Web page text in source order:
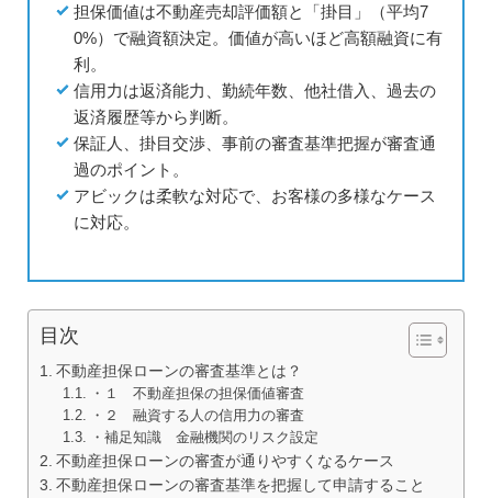
担保価値は不動産売却評価額と「掛目」（平均7
0%）で融資額決定。価値が高いほど高額融資に有
利。
信用力は返済能力、勤続年数、他社借入、過去の
返済履歴等から判断。
保証人、掛目交渉、事前の審査基準把握が審査通
過のポイント。
アビックは柔軟な対応で、お客様の多様なケース
に対応。
目次
不動産担保ローンの審査基準とは？
・１ 不動産担保の担保価値審査
・２ 融資する人の信用力の審査
・補足知識 金融機関のリスク設定
不動産担保ローンの審査が通りやすくなるケース
不動産担保ローンの審査基準を把握して申請すること